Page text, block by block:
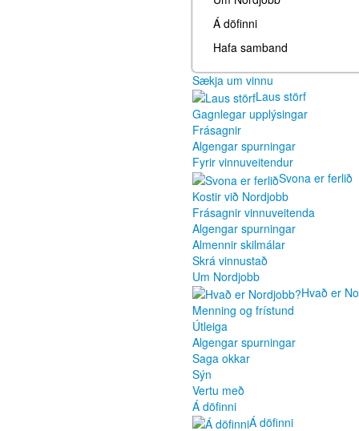
Á döfinni
Hafa samband
Sækja um vinnu
Laus störf
Gagnlegar upplýsingar
Frásagnir
Algengar spurningar
Fyrir vinnuveitendur
Svona er ferlið
Kostir við Nordjobb
Frásagnir vinnuveitenda
Algengar spurningar
Almennir skilmálar
Skrá vinnustað
Um Nordjobb
Hvað er
Menning og frístund
Útleiga
Algengar spurningar
Saga okkar
Sýn
Vertu með
Á döfinni
Á döfinni